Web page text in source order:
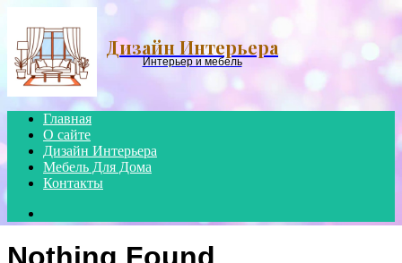
Дизайн Интерьера
Интерьер и мебель
Главная
О сайте
Дизайн Интерьера
Мебель Для Дома
Контакты
for